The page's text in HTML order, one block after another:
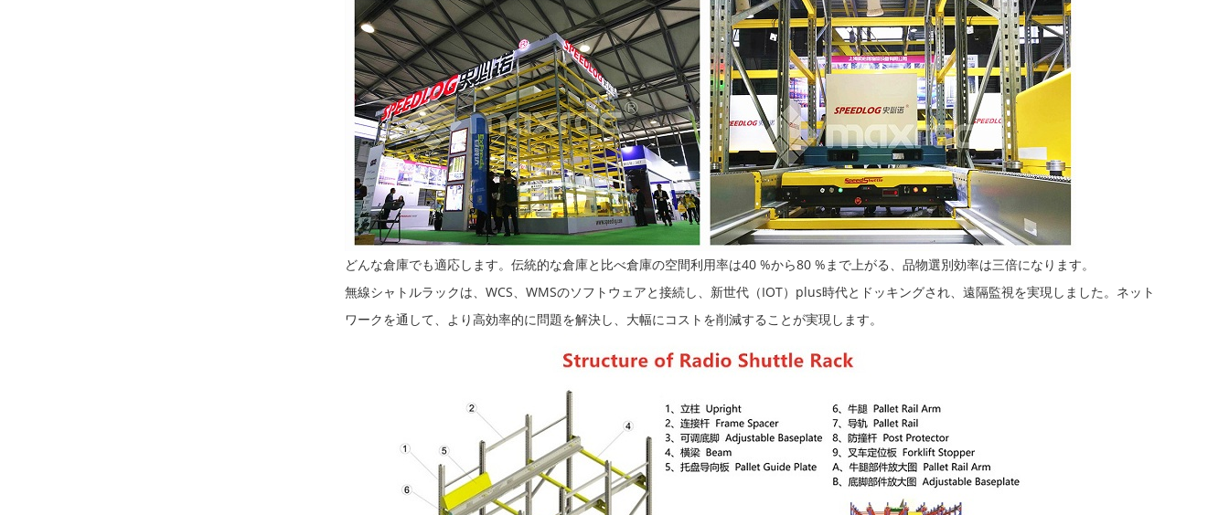
どんな倉庫でも適応します。伝統的な倉庫と比べ倉庫の空間利用率は40 %から80 %まで上がる、品物選別効率は三倍になります。
無線シャトルラックは、WCS、WMSのソフトウェアと接続し、新世代（IOT）plus時代とドッキングされ、遠隔監視を実現しました。ネット
ワークを通して、より高効率的に問題を解決し、大幅にコストを削減することが実現します。